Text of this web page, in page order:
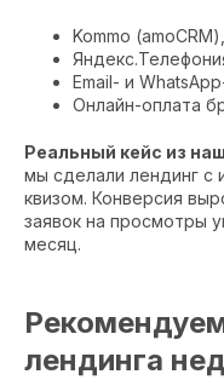
Kommo
Email- и
Онлайн-оплата
Реальный кейс из
мы сделали лендинг с
квизом. Конверсия
заявок на просмотры
месяц.
лендинга